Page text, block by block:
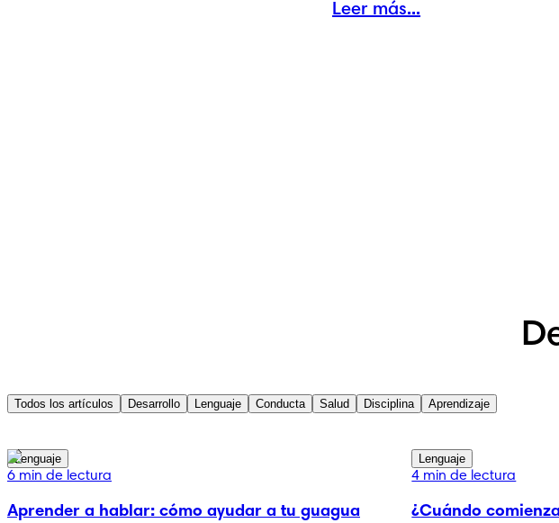
Leer más...
Todos los artículos Desarrollo Lenguaje Conducta Salud Disciplina Aprendizaje
Lenguaje
6 min de lectura
Aprender a hablar: cómo ayudar a tu guagua
Lenguaje
4 min de lectura
¿Cuándo